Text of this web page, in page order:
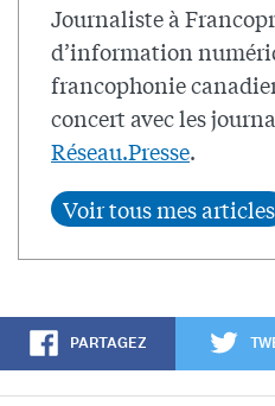
Journaliste à
d’information
francophonie
concert avec les
Réseau.Presse.
PARTAGEZ